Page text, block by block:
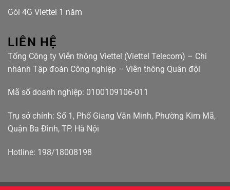
Gói 4G Viettel 1 năm
LIÊN HỆ
Tổng Công ty Viễn thông Viettel (Viettel Telecom) – Chi
nhánh Tập đoàn Công nghiệp – Viễn thông Quân đội
Mã số doanh nghiệp: 0100109106-011
Trụ sở chính: Số 1, Phố Giang Văn Minh, Phường Kim Mã,
Quận Ba Đình, TP. Hà Nội
Hotline: 198/18008198